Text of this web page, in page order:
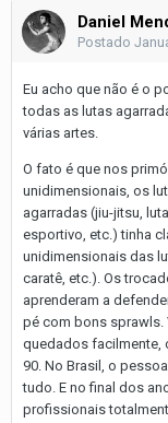
Daniel
Postado
Eu acho que não é o
todas as lutas
várias artes.
O fato é que nos
unidimensionais, os
agarradas (jiu-jitsu,
esportivo, etc.) tinha
unidimensionais das
caratê, etc.). Os
aprenderam a
pé com bons sprawls.
quedados facilmente,
90. No Brasil, o
tudo. E no final dos
profissionais